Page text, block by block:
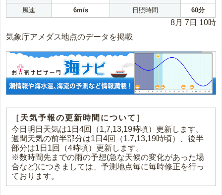
風速
6m/s 日照時間 60分
8月 7日 10時
気象庁アメダス地点のデータを掲載
［天気予報の更新時間について］
今日明日天気は1日4回（1,7,13,19時頃）更新します。
週間天気の前半部分は1日4回（1,7,13,19時頃）、後半
部分は1日1回（4時頃）更新します。
※数時間先までの雨の予想(急な天候の変化があった場
合など)につきましては、予測地点毎に毎時修正を行っ
ております。